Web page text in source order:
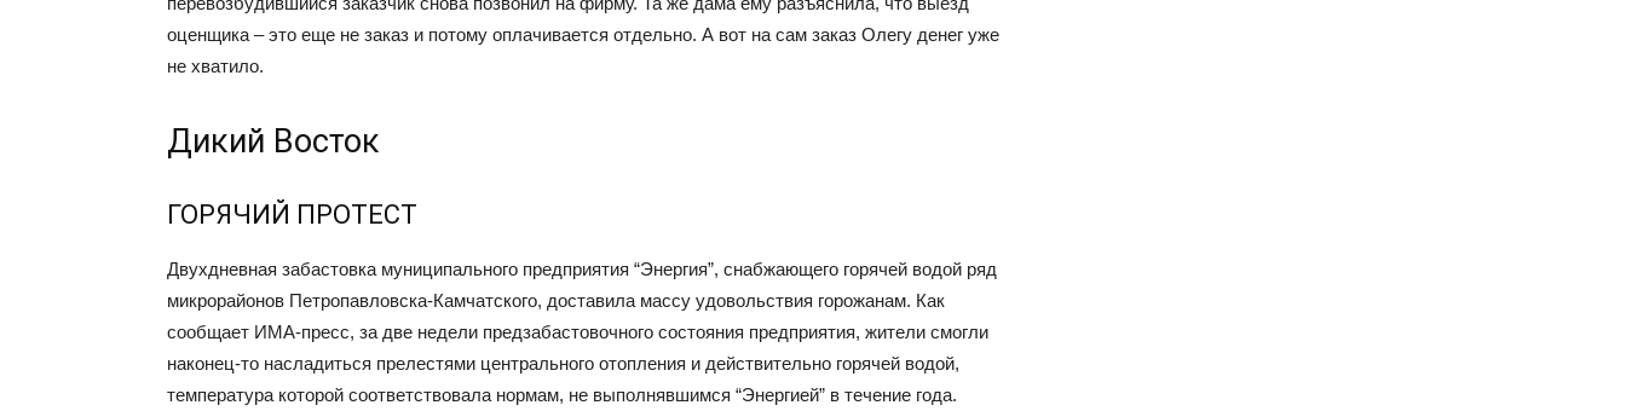
оценщика – это еще не заказ и потому оплачивается отдельно. А вот на сам заказ Олегу денег уже
не хватило.
Дикий Восток
ГОРЯЧИЙ ПРОТЕСТ
Двухдневная забастовка муниципального предприятия “Энергия”, снабжающего горячей водой ряд
микрорайонов Петропавловска-Камчатского, доставила массу удовольствия горожанам. Как
сообщает ИМА-пресс, за две недели предзабастовочного состояния предприятия, жители смогли
наконец-то насладиться прелестями центрального отопления и действительно горячей водой,
температура которой соответствовала нормам, не выполнявшимся “Энергией” в течение года.